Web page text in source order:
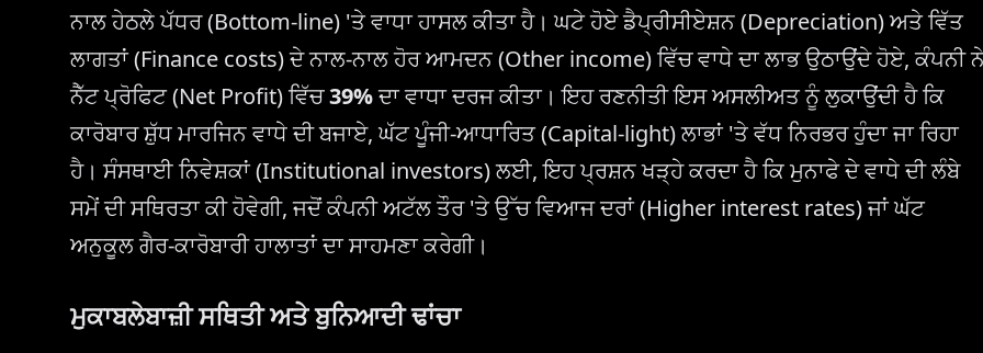
ਨਾਲ ਹੇਠਲੇ ਪੱਧਰ (Bottom-line) 'ਤੇ ਵਾਧਾ ਹਾਸਲ ਕੀਤਾ ਹੈ। ਘਟੇ ਹੋਏ ਡੈਪ੍ਰੀਸੀਏਸ਼ਨ (Depreciation) ਅਤੇ ਵਿੱਤ
ਲਾਗਤਾਂ (Finance costs) ਦੇ ਨਾਲ-ਨਾਲ ਹੋਰ ਆਮਦਨ (Other income) ਵਿੱਚ ਵਾਧੇ ਦਾ ਲਾਭ ਉਠਾਉਂਦੇ ਹੋਏ, ਕੰਪਨੀ
ਨੈੱਟ ਪ੍ਰੋਫਿਟ (Net Profit) ਵਿੱਚ39%ਦਾ ਵਾਧਾ ਦਰਜ ਕੀਤਾ। ਇਹ ਰਣਨੀਤੀ ਇਸ ਅਸਲੀਅਤ ਨੂੰ ਲੁਕਾਉਂਦੀ ਹੈ ਕਿ
ਕਾਰੋਬਾਰ ਸ਼ੁੱਧ ਮਾਰਜਿਨ ਵਾਧੇ ਦੀ ਬਜਾਏ, ਘੱਟ ਪੂੰਜੀ-ਆਧਾਰਿਤ (Capital-light) ਲਾਭਾਂ 'ਤੇ ਵੱਧ ਨਿਰਭਰ ਹੁੰਦਾ ਜਾ ਰਿਹਾ
ਹੈ। ਸੰਸਥਾਈ ਨਿਵੇਸ਼ਕਾਂ (Institutional investors) ਲਈ, ਇਹ ਪ੍ਰਸ਼ਨ ਖੜ੍ਹੇ ਕਰਦਾ ਹੈ ਕਿ ਮੁਨਾਫੇ ਦੇ ਵਾਧੇ ਦੀ ਲੰਬੇ
ਸਮੇਂ ਦੀ ਸਥਿਰਤਾ ਕੀ ਹੋਵੇਗੀ, ਜਦੋਂ ਕੰਪਨੀ ਅਟੱਲ ਤੌਰ 'ਤੇ ਉੱਚ ਵਿਆਜ ਦਰਾਂ (Higher interest rates) ਜਾਂ ਘੱਟ
ਅਨੁਕੂਲ ਗੈਰ-ਕਾਰੋਬਾਰੀ ਹਾਲਾਤਾਂ ਦਾ ਸਾਹਮਣਾ ਕਰੇਗੀ।
ਮੁਕਾਬਲੇਬਾਜ਼ੀ ਸਥਿਤੀ ਅਤੇ ਬੁਨਿਆਦੀ ਢਾਂਚਾ